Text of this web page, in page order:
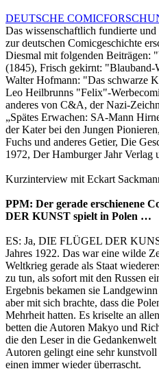
DEUTSCHE
Das wissenschaftlich fundierte
zur deutschen Comicgeschichte
Diesmal mit folgenden Beiträgen:
(1845), Frisch gekirnt:
Walter Hofmann: "Das schwarze
Leo Heilbrunns "Felix"-
anderes von C&A, der Nazi-
„Spätes Erwachen: SA-Mann
der Kater bei den Jungen
Fuchs und anderes Getier, Die
1972, Der Hamburger Jahr
Kurzinterview mit Eckart
PPM: Der gerade erschienene
DER KUNST spielt in Polen …
ES: Ja, DIE FLÜGEL DER
Jahres 1922. Das war eine wilde
Weltkrieg gerade als Staat
zu tun, als sofort mit den Russen
Ergebnis bekamen sie
aber mit sich brachte, dass die
Mehrheit hatten. Es kriselte an
betten die Autoren Makyo und
die den Leser in die
Autoren gelingt eine sehr
einen immer wieder überrascht.